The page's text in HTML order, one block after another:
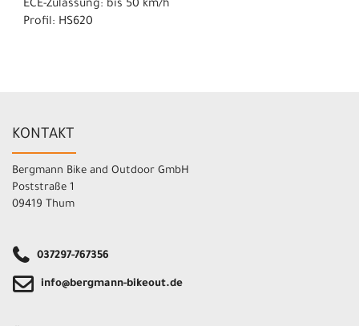
ECE-Zulassung: bis 50 km/h
Profil: HS620
KONTAKT
Bergmann Bike and Outdoor GmbH
Poststraße 1
09419 Thum
037297-767356
info@bergmann-bikeout.de